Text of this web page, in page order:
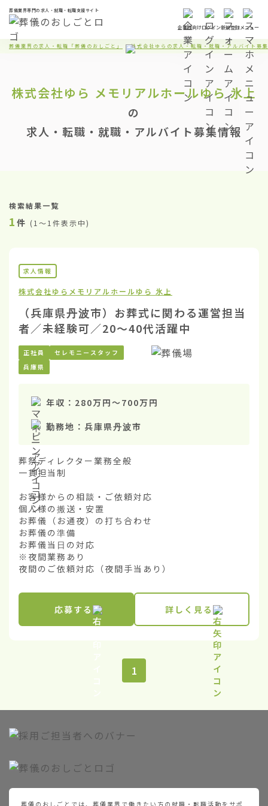
葬儀業界専門の求人・就職・転職支援サイト
企業様向けログイン新規登録メニュー
葬儀業界の求人・転職「葬儀のおしごと」 株式会社ゆらの求人・転職・就職・アルバイト募
株式会社ゆら メモリアルホールゆら 氷上
の
求人・転職・就職・アルバイト募集情報
検索結果一覧
1 件 (1〜1件表示中)
求人情報
株式会社ゆら メモリアルホールゆら 氷上
（兵庫県丹波市）お葬式に関わる運営担当
者／未経験可／20〜40代活躍中
正社員
セレモニースタッフ
兵庫県
年収： 280万円〜700万円
勤務地： 兵庫県丹波市
葬祭ディレクター業務全般
一貫担当制
お客様からの相談・ご依頼対応
個人様の搬送・安置
お葬儀（お通夜）の打ち合わせ
お葬儀の準備
お葬儀当日の対応
※夜間業務あり
夜間のご依頼対応（夜間手当あり）
応募する 詳しく見る
1
葬儀のおしごとでは、葬儀業界で働きたい方の就職・転職活動をサポ